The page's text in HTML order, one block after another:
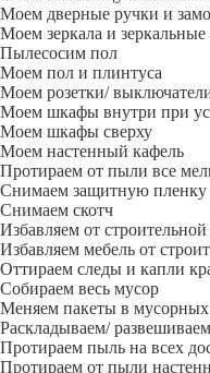
Моем дверные ручки и
Моем зеркала и зеркальные
Пылесосим пол
Моем пол и плинтуса
Моем розетки/
Моем шкафы внутри при
Моем шкафы сверху
Моем настенный кафель
Протираем от пыли все
Снимаем защитную пленку
Снимаем скотч
Избавляем от
Избавляем мебель от
Оттираем следы и капли
Собираем весь мусор
Меняем пакеты в мусорных
Раскладываем/
Протираем пыль на всех
Протираем от пыли